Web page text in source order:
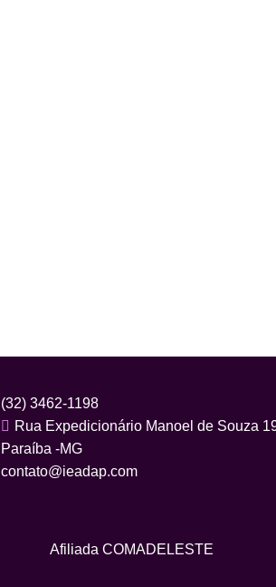
(32) 3462-1198
Rua Expedicionário Manoel de Souza
Paraíba -MG
contato@ieadap.com
Afiliada COMADELESTE